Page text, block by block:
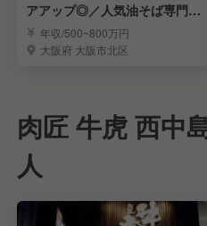
アアップ◎／人気油そば専門店
の店長候補を募集！
年収/500~800万円
大阪府 大阪市北区
肉匠 牛虎 西中
人